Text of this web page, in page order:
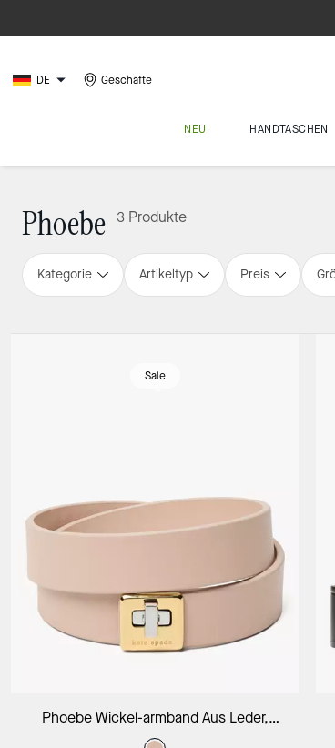
DE Geschäfte
NEU HANDTASCHEN
Phoebe 3 Produkte
Kategorie Artikeltyp Preis
Sale
In Den Warenkorb
Phoebe Wickel-armband Aus Leder,
Doppelreihig